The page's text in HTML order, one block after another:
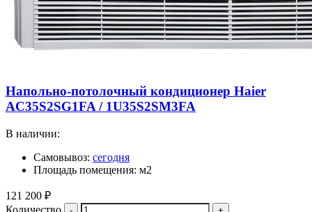
Напольно-потолочный кондиционер Haier
AC35S2SG1FA / 1U35S2SM3FA
В наличии:
Самовывоз: сегодня
Площадь помещения: м2
121 200 ₽
Количество